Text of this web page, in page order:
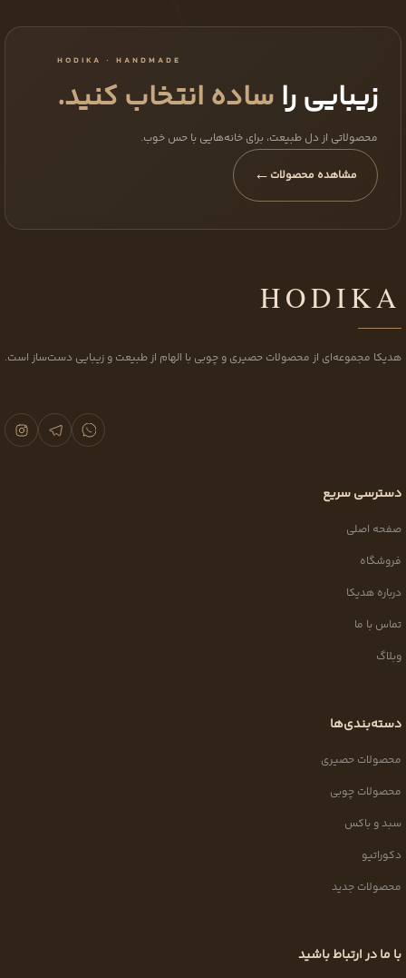
HODIKA · HANDMADE
زیبایی را ساده انتخاب کنید.
محصولاتی از دل طبیعت، برای خانه‌هایی با حس خوب.
مشاهده محصولات ←
HODIKA
هدیکا مجموعه‌ای از محصولات حصیری و چوبی با الهام از طبیعت و زیبایی دست‌ساز است.
دسترسی سریع
صفحه اصلی
فروشگاه
درباره هدیکا
تماس با ما
وبلاگ
دسته‌بندی‌ها
محصولات حصیری
محصولات چوبی
سبد و باکس
دکوراتیو
محصولات جدید
با ما در ارتباط باشید